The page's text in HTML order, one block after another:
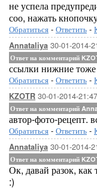
не успела
соо, нажать
Обратиться - Ответить -
Annataliya 30-01-2014-
Ответ на комментарий
ссылки нижние
Обратиться - Ответить -
KZOTR 30-01-2014-21:47
Ответ на комментарий
автор-фото-рецепт.
Обратиться - Ответить -
Annataliya 30-01-2014-
Ответ на комментарий
Ок, давай разок, как
:)